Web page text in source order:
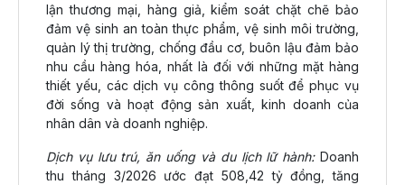
lận thương mại, hàng giả, kiểm soát chặt chẽ bảo
đảm vệ sinh an toàn thực phẩm, vệ sinh môi trường,
quản lý thị trường, chống đầu cơ, buôn lậu đảm bảo
nhu cầu hàng hóa, nhất là đối với những mặt hàng
thiết yếu, các dịch vụ công thông suốt để phục vụ
đời sống và hoạt động sản xuất, kinh doanh của
nhân dân và doanh nghiệp.
Dịch vụ l­ưu trú, ăn uống và du lịch lữ hành:Doanh
thu tháng 3/2026 ước đạt 508,42 tỷ đồng, tăng